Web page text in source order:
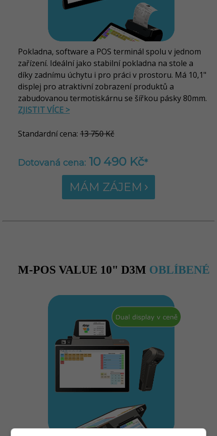
Pokladna, software a POS terminál spolu v jednom
zařízení. Ideální jako stabilní pokladna na stole a
díky zadnímu úchytu i pro práci v prostoru. Má 10,1"
displej pro atraktivní zobrazení produktů a
zabudovanou termotiskárnu se šířkou pásky 80mm.
ZJISTIT VÍCE >
Standardní cena: 13 750 Kč
Dotovaná cena: 10 490 Kč*
MÁM ZÁJEM
M-POS VALUE 10" D3M OBLÍBENÉ